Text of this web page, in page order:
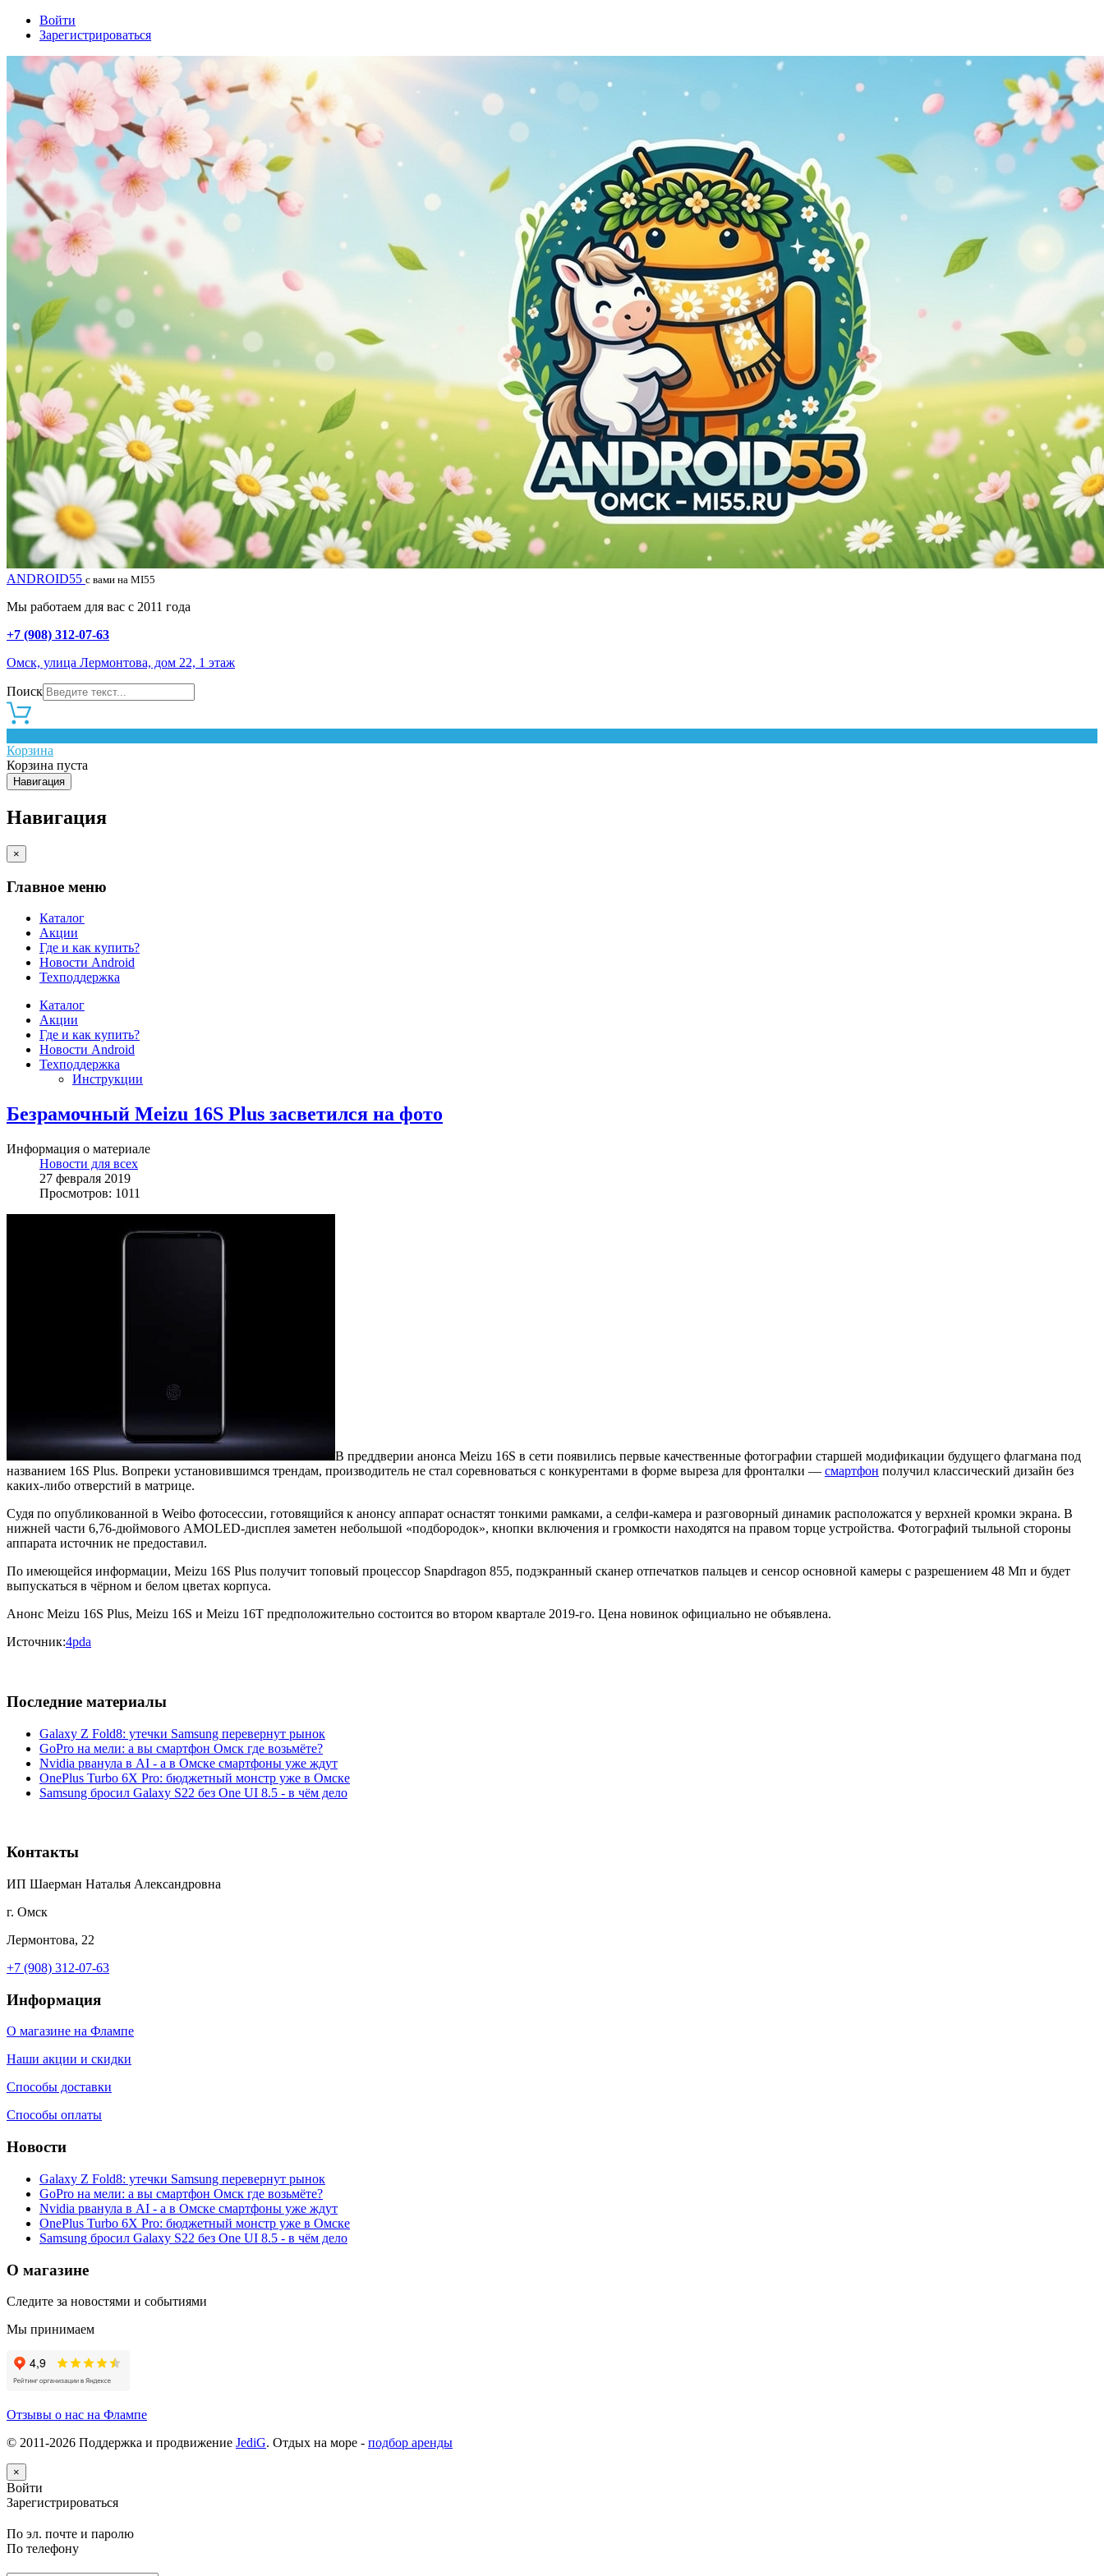
Войти
Зарегистрироваться
ANDROID55 с вами на MI55
Мы работаем для вас с 2011 года
+7 (908) 312-07-63
Омск, улица Лермонтова, дом 22, 1 этаж
Поиск
Корзина
Корзина пуста
Навигация
Навигация
×
Главное меню
Каталог
Акции
Где и как купить?
Новости Android
Техподдержка
Каталог
Акции
Где и как купить?
Новости Android
Техподдержка
Инструкции
Безрамочный Meizu 16S Plus засветился на фото
Информация о материале
Новости для всех
27 февраля 2019
Просмотров: 1011
В преддверии анонса Meizu 16S в сети появились первые качественные фотографии старшей модификации будущего флагмана под
названием 16S Plus. Вопреки установившимся трендам, производитель не стал соревноваться с конкурентами в форме выреза для фронталки — смартфон получил классический дизайн без
каких-либо отверстий в матрице.
Судя по опубликованной в Weibo фотосессии, готовящийся к анонсу аппарат оснастят тонкими рамками, а селфи-камера и разговорный динамик расположатся у верхней кромки экрана. В
нижней части 6,76-дюймового AMOLED-дисплея заметен небольшой «подбородок», кнопки включения и громкости находятся на правом торце устройства. Фотографий тыльной стороны
аппарата источник не предоставил.
По имеющейся информации, Meizu 16S Plus получит топовый процессор Snapdragon 855, подэкранный сканер отпечатков пальцев и сенсор основной камеры с разрешением 48 Мп и будет
выпускаться в чёрном и белом цветах корпуса.
Анонс Meizu 16S Plus, Meizu 16S и Meizu 16T предположительно состоится во втором квартале 2019-го. Цена новинок официально не объявлена.
Источник:4pda
Последние материалы
Galaxy Z Fold8: утечки Samsung перевернут рынок
GoPro на мели: а вы смартфон Омск где возьмёте?
Nvidia рванула в AI - а в Омске смартфоны уже ждут
OnePlus Turbo 6X Pro: бюджетный монстр уже в Омске
Samsung бросил Galaxy S22 без One UI 8.5 - в чём дело
Контакты
ИП Шаерман Наталья Александровна
г. Омск
Лермонтова, 22
+7 (908) 312-07-63
Информация
О магазине на Флампе
Наши акции и скидки
Способы доставки
Способы оплаты
Новости
Galaxy Z Fold8: утечки Samsung перевернут рынок
GoPro на мели: а вы смартфон Омск где возьмёте?
Nvidia рванула в AI - а в Омске смартфоны уже ждут
OnePlus Turbo 6X Pro: бюджетный монстр уже в Омске
Samsung бросил Galaxy S22 без One UI 8.5 - в чём дело
О магазине
Следите за новостями и событиями
Мы принимаем
Отзывы о нас на Флампе
© 2011-2026 Поддержка и продвижение JediG. Отдых на море - подбор аренды
×
Войти
Зарегистрироваться
По эл. почте и паролю
По телефону